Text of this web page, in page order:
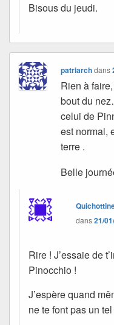
Bisous du jeudi.
patriarchdans
Rien à
bout du
celui de
est normal,
terre .
Belle
dans21/
Rire ! J’essaie de
Pinocchio !
J’espère quand
ne te font pas un